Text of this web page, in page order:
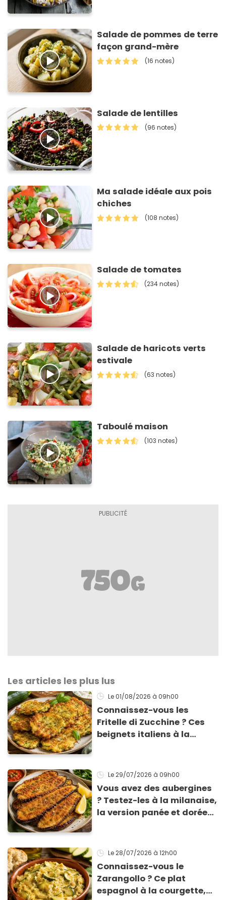
Salade de pommes de terre
façon grand-mère
(16 notes)
Salade de lentilles
(96 notes)
Ma salade idéale aux pois
chiches
(108 notes)
Salade de tomates
(234 notes)
Salade de haricots verts
estivale
(63 notes)
Taboulé maison
(103 notes)
Les articles les plus lus
Le 01/08/2026 à 09h00
Connaissez-vous les
Fritelle di Zucchine ? Ces
beignets italiens à la
Le 29/07/2026 à 09h00
Vous avez des aubergines
? Testez-les à la milanaise,
la version panée et dorée
Le 28/07/2026 à 12h00
Connaissez-vous le
Zarangollo ? Ce plat
espagnol à la courgette,